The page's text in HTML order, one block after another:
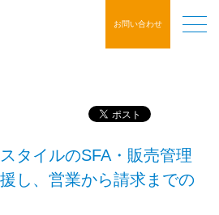
お問い合わせ
タイルのSFA・販売管理
し、営業から請求までの